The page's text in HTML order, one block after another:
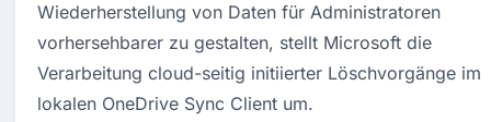
Wiederherstellung von Daten für Administratoren
vorhersehbarer zu gestalten, stellt Microsoft die
Verarbeitung cloud-seitig initiierter Löschvorgänge im
lokalen OneDrive Sync Client um.